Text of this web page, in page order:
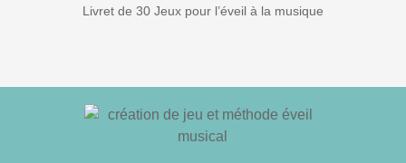
Livret de 30 Jeux pour l’éveil à la musique